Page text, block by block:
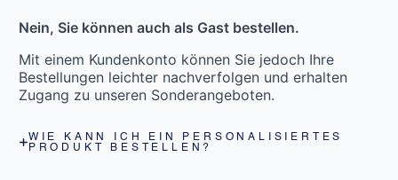
Nein, Sie können auch als Gast bestellen.
Mit einem Kundenkonto können Sie jedoch Ihre
Bestellungen leichter nachverfolgen und erhalten
Zugang zu unseren Sonderangeboten.
WIE KANN ICH EIN PERSONALISIERTES
PRODUKT BESTELLEN?